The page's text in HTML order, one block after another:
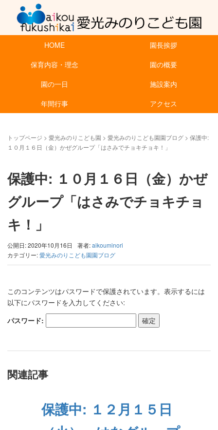
HOME
園長挨拶
保育内容・理念
園の概要
園の一日
施設案内
年間行事
アクセス
トップページ > 愛光みのりこども園 > 愛光みのりこども園園ブログ > 保護中:
１０月１６日（金）かぜグループ「はさみでチョキチョキ！」
保護中: １０月１６日（金）かぜ
グループ「はさみでチョキチョ
キ！」
公開日: 2020年10月16日 著者:aikouminori
カテゴリー:愛光みのりこども園園ブログ
このコンテンツはパスワードで保護されています。表示するには
以下にパスワードを入力してください:
パスワード:
関連記事
保護中: １２月１５日